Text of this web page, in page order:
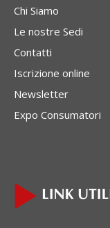
Chi Siamo
Le nostre Sedi
Contatti
Iscrizione online
Newsletter
Expo Consumatori